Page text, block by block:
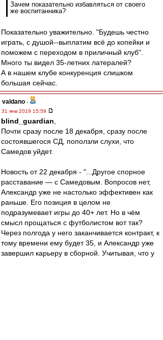
Зачем показательно избавляться от своего
же воспитанника?
Показательно уважительно. "Будешь честно
играть, с душой--выплатим всё до копейки и
поможем с переходом в приличный клуб".
Много ты видел 35-летних латералей?
А в нашем клубе конкуренция слишком
большая сейчас.
valdano -
31 янв 2019 15:59
blind_guardian
Почти сразу после 18 декабря, сразу после
состоявшегося СД, поползли слухи, что
Самедов уйдет.
Новость от 22 декабря - "...Другое спорное
расставание — с Самедовым. Вопросов нет,
Александр уже не настолько эффективен как
раньше. Его позиция в целом не
подразумевает игры до 40+ лет. Но в чём
смысл прощаться с футболистом вот так?
Через полгода у него заканчивается контракт, к
тому времени ему будет 35, и Александр уже
завершил карьеру в сборной. Учитывая, что у